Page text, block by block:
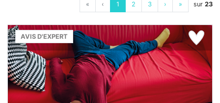
« ‹ 1 2 3 › » sur 23
AVIS D'EXPERT